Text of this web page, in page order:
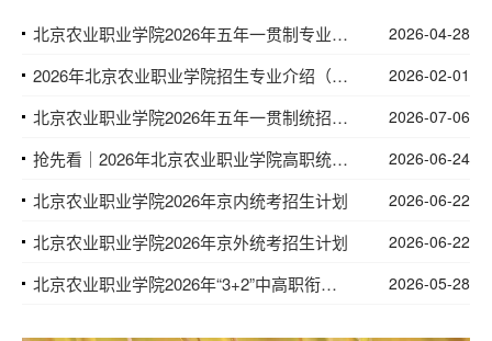
北京农业职业学院2026年五年一贯制专业介绍 2026-04-28
2026年北京农业职业学院招生专业介绍（高招） 2026-02-01
北京农业职业学院​‍2026年五年一贯制统招招生计划 2026-07-06
抢先看｜2026年北京农业职业学院高职统招计划发布！ 2026-06-24
北京农业职业学院2026年京内统考招生计划 2026-06-22
北京农业职业学院2026年京外统考招生计划 2026-06-22
北京农业职业学院2026年“3+2”中高职衔接项目转段拟录取名单公示 2026-05-28